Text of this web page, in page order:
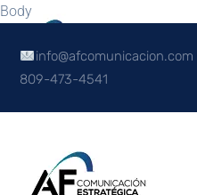
Body
info@afcomunicacion.com
809-473-4541